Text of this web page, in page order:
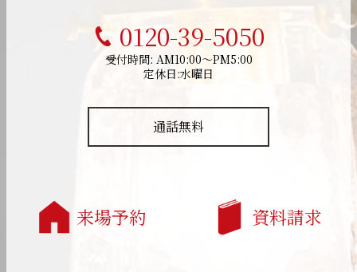
0120-39-5050
受付時間: AM10:00～PM5:00
定休日:水曜日
通話無料
来場予約 資料請求